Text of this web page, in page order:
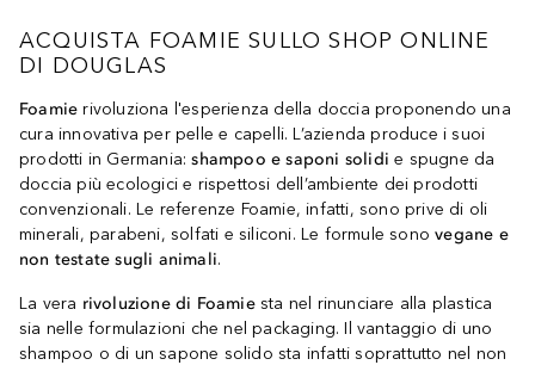
ACQUISTA FOAMIE SULLO SHOP ONLINE
DI DOUGLAS
Foamie rivoluziona l'esperienza della doccia proponendo una
cura innovativa per pelle e capelli. L’azienda produce i suoi
prodotti in Germania:shampoo e saponi solidi e spugne da
doccia più ecologici e rispettosi dell’ambiente dei prodotti
convenzionali. Le referenze Foamie, infatti, sono prive di oli
minerali, parabeni, solfati e siliconi. Le formule sonovegane e
non testate sugli animali.
La vera rivoluzione di Foamiesta nel rinunciare alla plastica
sia nelle formulazioni che nel packaging. Il vantaggio di uno
shampoo o di un sapone solido sta infatti soprattutto nel non